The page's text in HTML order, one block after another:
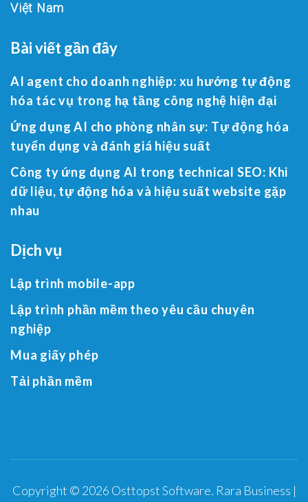
Việt Nam
Bài viết gần đây
AI agent cho doanh nghiệp: xu hướng tự động
hóa tác vụ trong hạ tầng công nghệ hiện đại
Ứng dụng AI cho phòng nhân sự: Tự động hóa
tuyển dụng và đánh giá hiệu suất
Công ty ứng dụng AI trong technical SEO: Khi
dữ liệu, tự động hóa và hiệu suất website gặp
nhau
Dịch vụ
Lập trình mobile-app
Lập trình phần mềm theo yêu cầu chuyên
nghiệp
Mua giấy phép
Tải phần mềm
Copyright © 2026 Osttopst Software. Rara Business |